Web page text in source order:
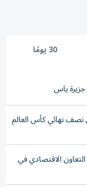
30 يومًا
ياس
نصف نهائي كأس العالم
الاقتصادي في